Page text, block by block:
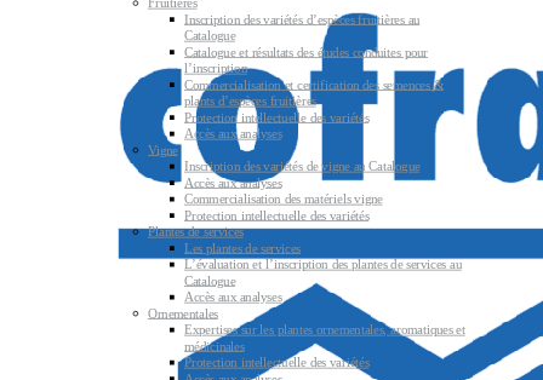
Fruitières
Inscription des variétés d’espèces fruitières au
Catalogue
Catalogue et résultats des études conduites pour
l’inscription
Commercialisation et certification des semences &
plants d’espèces fruitières
Protection intellectuelle des variétés
Accès aux analyses
Vigne
Inscription des variétés de vigne au Catalogue
Accès aux analyses
Commercialisation des matériels vigne
Protection intellectuelle des variétés
Plantes de services
Les plantes de services
L’évaluation et l’inscription des plantes de services au
Catalogue
Accès aux analyses
Ornementales
Expertises sur les plantes ornementales, aromatiques et
médicinales
Protection intellectuelle des variétés